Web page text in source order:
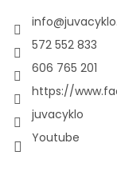
info@
572 552 833
606 765 201
https://
juvacyklo
Youtube